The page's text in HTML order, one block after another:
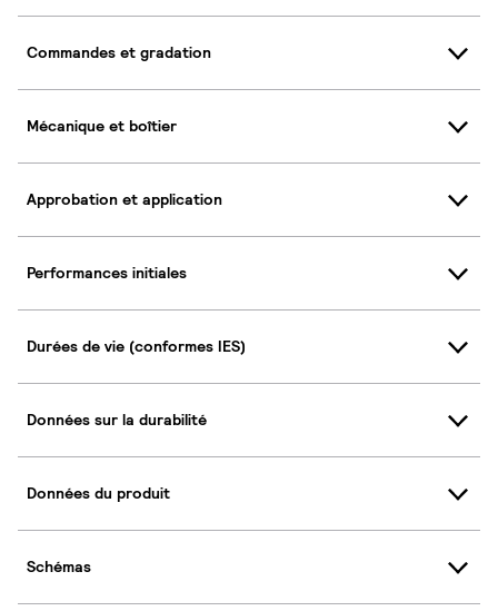
Commandes et gradation
Mécanique et boîtier
Approbation et application
Performances initiales
Durées de vie (conformes IES)
Données sur la durabilité
Données du produit
Schémas